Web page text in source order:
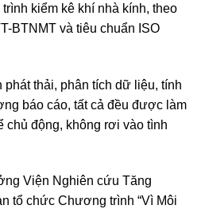
kiểm kê khí nhà kính, theo
BTNMT và tiêu chuẩn ISO
thải, phân tích dữ liệu, tính
báo cáo, tất cả đều được làm
chủ động, không rơi vào tình
Viện Nghiên cứu Tăng
tổ chức Chương trình “Vì Môi